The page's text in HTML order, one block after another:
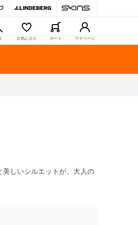
お気に入り カート マイページ
しいシルエットが、大人の